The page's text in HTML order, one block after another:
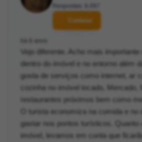
Respostas: 8.097
Contatar
há 6 anos
Vejo diferente. Acho mais
dentro do imóvel e no entorno além
gosta de serviços como internet, ar
cozinha no imóvel locado, Mercado,
restaurantes próximos bem como
O turista economiza na comida e
gastar nos pontos turísticos. Quanto
imóvel, levamos em conta que